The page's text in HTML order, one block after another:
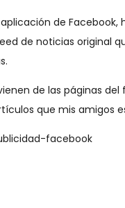
de
de noticias original
de las páginas
que mis